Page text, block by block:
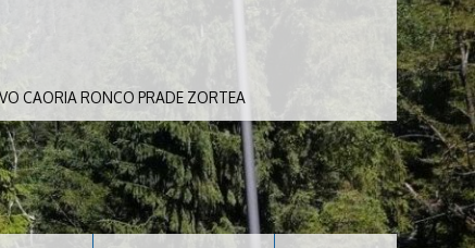
CAORIA RONCO PRADE ZORTEA